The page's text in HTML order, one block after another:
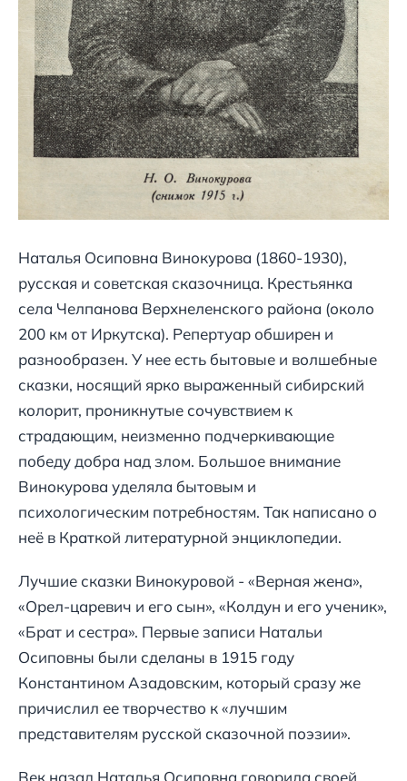
Наталья Осиповна Винокурова (1860-1930),
русская и советская сказочница. Крестьянка
села Челпанова Верхнеленского района (около
200 км от Иркутска). Репертуар обширен и
разнообразен. У нее есть бытовые и волшебные
сказки, носящий ярко выраженный сибирский
колорит, проникнутые сочувствием к
страдающим, неизменно подчеркивающие
победу добра над злом. Большое внимание
Винокурова уделяла бытовым и
психологическим потребностям. Так написано о
неё в Краткой литературной энциклопедии.
Лучшие сказки Винокуровой - «Верная жена»,
«Орел-царевич и его сын», «Колдун и его ученик»,
«Брат и сестра». Первые записи Натальи
Осиповны были сделаны в 1915 году
Константином Азадовским, который сразу же
причислил ее творчество к «лучшим
представителям русской сказочной поэзии».
Век назад Наталья Осиповна говорила своей